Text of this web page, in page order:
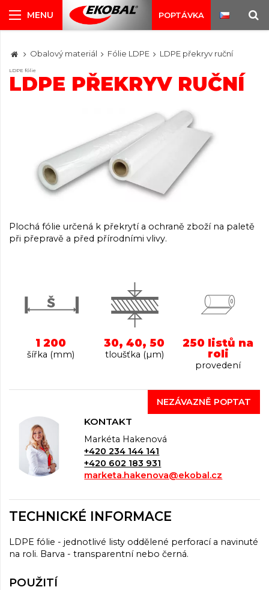
POPTÁVKA
Obalový materiál Fólie LDPE LDPE překryv ruční
LDPE fólie
LDPE PŘEKRYV RUČNÍ
Plochá fólie určená k překrytí a ochraně zboží na paletě
při přepravě a před přírodními vlivy.
1 200
šířka (mm)
30, 40, 50
tloušťka (µm)
250 listů na
roli
provedení
NEZÁVAZNĚ POPTAT
KONTAKT
Markéta Hakenová
+420 234 144 141
+420 602 183 931
marketa.hakenova@ekobal.cz
TECHNICKÉ INFORMACE
LDPE fólie - jednotlivé listy oddělené perforací a navinuté
na roli. Barva - transparentní nebo černá.
POUŽITÍ